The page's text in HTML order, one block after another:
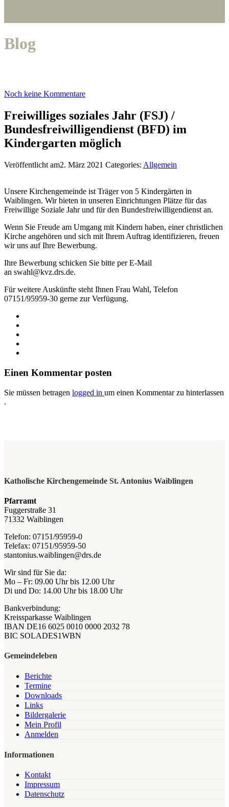
Blog
Noch keine Kommentare
Freiwilliges soziales Jahr (FSJ) /
Bundesfreiwilligendienst (BFD) im
Kindergarten möglich
Veröffentlicht am2. März 2021 Categories: Allgemein
Unsere Kirchengemeinde ist Träger von 5 Kindergärten in
Waiblingen. Wir bieten in unseren Einrichtungen Plätze für das
Freiwillige Soziale Jahr und für den Bundesfreiwilligendienst an.
Wenn Sie Freude am Umgang mit Kindern haben, einer christlichen
Kirche angehören und sich mit Ihrem Auftrag identifizieren, freuen
wir uns auf Ihre Bewerbung.
Ihre Bewerbung schicken Sie bitte per E-Mail
an swahl@kvz.drs.de.
Für weitere Auskünfte steht Ihnen Frau Wahl, Telefon
07151/95959-30 gerne zur Verfügung.
Einen Kommentar posten
Sie müssen betragen logged in um einen Kommentar zu hinterlassen
.
Katholische Kirchengemeinde St. Antonius Waiblingen
Pfarramt
Fuggerstraße 31
71332 Waiblingen
Telefon: 07151/95959-0
Telefax: 07151/95959-50
stantonius.waiblingen@drs.de
Wir sind für Sie da:
Mo – Fr: 09.00 Uhr bis 12.00 Uhr
Di und Do: 14.00 Uhr bis 18.00 Uhr
Bankverbindung:
Kreissparkasse Waiblingen
IBAN DE16 6025 0010 0000 2032 78
BIC SOLADES1WBN
Gemeindeleben
Berichte
Termine
Downloads
Links
Bildergalerie
Mein Profil
Anmelden
Informationen
Kontakt
Impressum
Datenschutz